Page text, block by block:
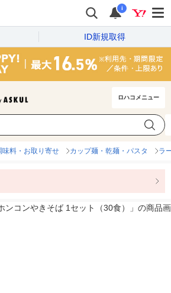
i
ID新規取得
ロハコメニュー
味料・お取り寄せ カップ麺・乾麺・パスタ ラ